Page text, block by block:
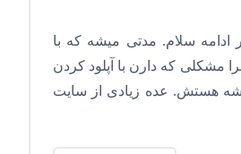
سلام. مدتی میشه که با
مشکلی که دارن با آپلود کردن
هستش. عده زیادی از سایت